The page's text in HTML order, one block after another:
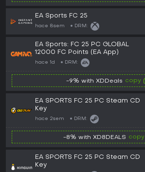
EA Sports FC 25
hace 8sem DRM:
EA Sports: FC 25 PC GLOBAL
12000 FC Points (EA App)
hace 1d DRM:
-9% with XDDeals copy
EA SPORTS FC 25 PC Steam CD
Key
hace 2sem DRM:
-8% with XD8DEALS copy
EA SPORTS FC 25 PC Steam CD
Key